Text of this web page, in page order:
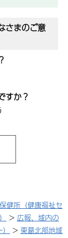
さまのご意
すか？
保健所（健康福祉セ
> 広報、域内の
> 東葛北部地域